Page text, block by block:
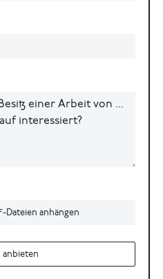
Dateien anhängen
anbieten